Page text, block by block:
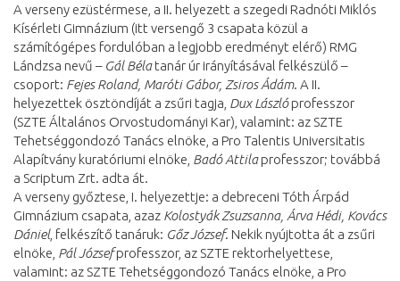
A verseny ezüstérmese, a II. helyezett a szegedi Radnóti Miklós
Kísérleti Gimnázium (itt versengő 3 csapata közül a
számítógépes fordulóban a legjobb eredményt elérő) RMG
Lándzsa nevű – Gál Bélatanár úr irányításával felkészülő –
csoport: Fejes Roland, Maróti Gábor, Zsiros Ádám. A II.
helyezettek ösztöndíját a zsűri tagja, Dux Lászlóprofesszor
(SZTE Általános Orvostudományi Kar), valamint: az SZTE
Tehetséggondozó Tanács elnöke, a Pro Talentis Universitatis
Alapítvány kuratóriumi elnöke, Badó Attilaprofesszor; továbbá
a Scriptum Zrt. adta át.
A verseny győztese, I. helyezettje: a debreceni Tóth Árpád
Gimnázium csapata, azaz Kolostyák Zsuzsanna, Árva Hédi, Kovács
Dániel, felkészítő tanáruk: Gőz József. Nekik nyújtotta át a zsűri
elnöke, Pál Józsefprofesszor, az SZTE rektorhelyettese,
valamint: az SZTE Tehetséggondozó Tanács elnöke, a Pro